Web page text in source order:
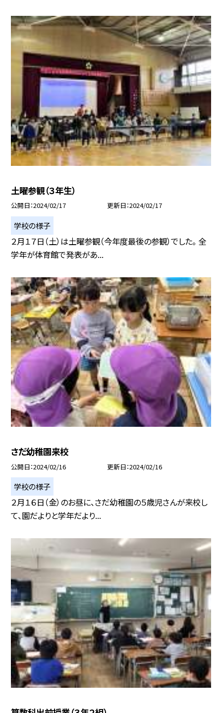
土曜参観（３年生）
公開日 2024/02/17 更新日 2024/02/17
学校の様子
２月１７日（土）は土曜参観（今年度最後の参観）でした。 全
学年が体育館で発表があ...
さだ幼稚園来校
公開日 2024/02/16 更新日 2024/02/16
学校の様子
２月１６日（金）のお昼に、さだ幼稚園の５歳児さんが来校し
て、園だよりと学年だより...